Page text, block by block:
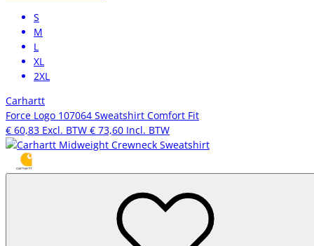
S
M
L
XL
2XL
Carhartt
Force Logo 107064 Sweatshirt Comfort Fit
€ 60,83 Excl. BTW € 73,60 Incl. BTW